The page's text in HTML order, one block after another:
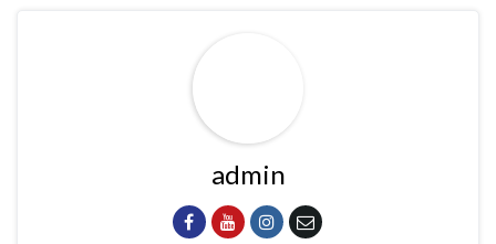
admin